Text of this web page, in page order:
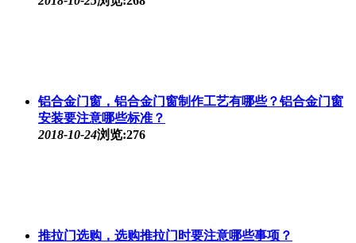
铝合金门窗，铝合金门窗制作工艺有哪些？铝合金门窗
安装要注意哪些标准？
2018-10-24浏览:276
推拉门选购，选购推拉门时要注意哪些事项？